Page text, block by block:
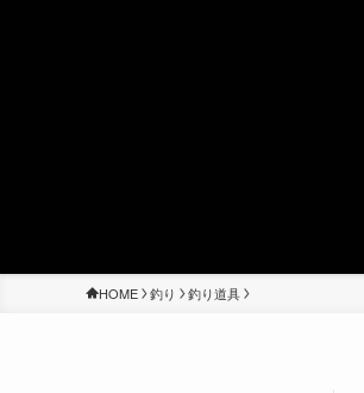
HOME 釣り 釣り道具